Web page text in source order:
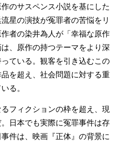
のサスペンス小説を基にした
星の演技が冤罪者の苦悩をリ
者の染井為人が「幸福な原作
、原作の持つテーマをより深
ている。観客を引き込むこの
を超え、社会問題に対する重
る。
フィクションの枠を超え、現
日本でも実際に冤罪事件は存
件は、映画『正体』の背景に